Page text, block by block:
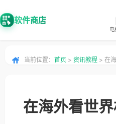
软件商店
电
当前位置： 首页 > 资讯教程 > 在
在海外看世